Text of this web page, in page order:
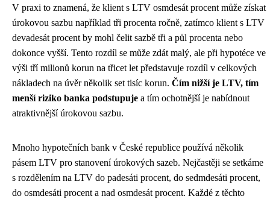
V praxi to znamená, že klient s LTV osmdesát procent může získat
úrokovou sazbu například tři procenta ročně, zatímco klient s LTV
devadesát procent by mohl čelit sazbě tři a půl procenta nebo
dokonce vyšší. Tento rozdíl se může zdát malý, ale při hypotéce ve
výši tří milionů korun na třicet let představuje rozdíl v celkových
nákladech na úvěr několik set tisíc korun. Čím nižší je LTV, tím
menší riziko banka podstupuje a tím ochotnější je nabídnout
atraktivnější úrokovou sazbu.
Mnoho hypotečních bank v České republice používá několik
pásem LTV pro stanovení úrokových sazeb. Nejčastěji se setkáme
s rozdělením na LTV do padesáti procent, do sedmdesáti procent,
do osmdesáti procent a nad osmdesát procent. Každé z těchto